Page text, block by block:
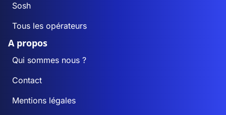
Sosh
Tous les opérateurs
A propos
Qui sommes nous ?
Contact
Mentions légales